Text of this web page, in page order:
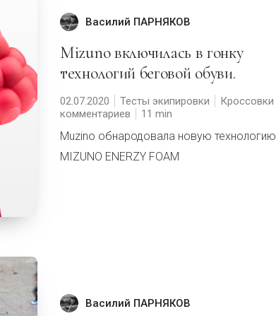
Василий ПАРНЯКОВ
Mizuno включилась в гонку
технологий беговой обуви.
02.07.2020 Тесты экипировки Кроссовки
комментариев
11
Muzino обнародовала новую технологию
MIZUNO ENERZY FOAM
Василий ПАРНЯКОВ